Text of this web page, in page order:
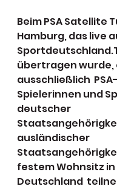
Beim PSA Satellite
Hamburg, das live
übertragen
ausschließlich  PSA-
Spielerinnen und
deutscher
ausländischer
festem Wohnsitz in
Deutschland